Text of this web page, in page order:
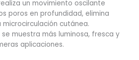
un movimiento oscilante
poros en profundidad, elimina
cutánea.
muestra más luminosa, fresca y
aplicaciones.